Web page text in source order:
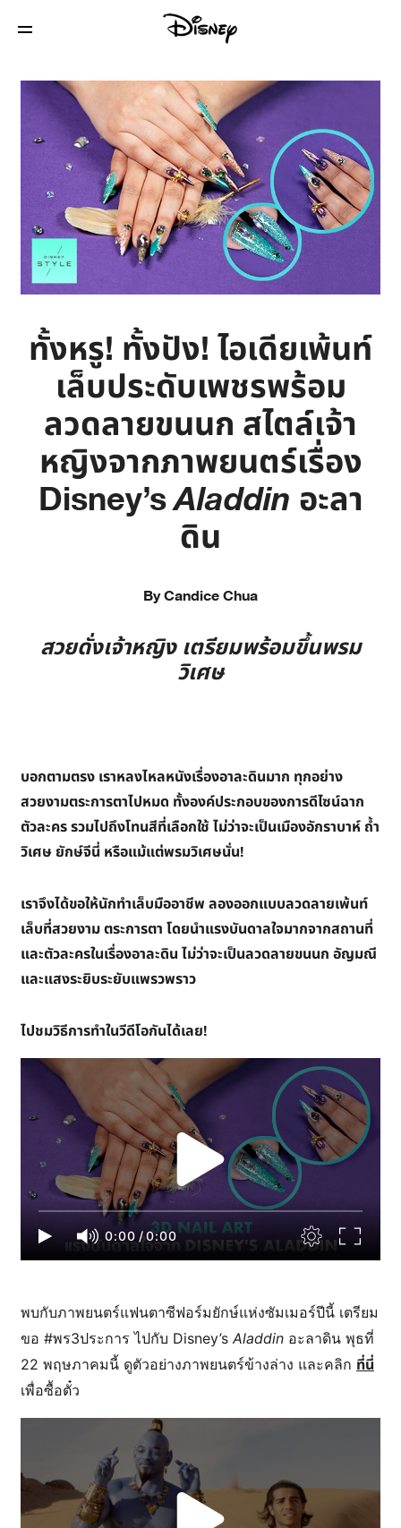
ทั้งหรู! ทั้งปัง! ไอเดียเพ้นท์
เล็บประดับเพชรพร้อม
ลวดลายขนนก สไตล์เจ้า
หญิงจากภาพยนตร์เรื่อง
Disney’sAladdin อะลา
ดิน
By Candice Chua
สวยดั่งเจ้าหญิง เตรียมพร้อมขึ้นพรม
วิเศษ
บอกตามตรง เราหลงไหลหนังเรื่องอาละดินมาก ทุกอย่าง
สวยงามตระการตาไปหมด ทั้งองค์ประกอบของการดีไซน์ฉาก
ตัวละคร รวมไปถึงโทนสีที่เลือกใช้ ไม่ว่าจะเป็นเมืองอักราบาห์ ถ้ำ
วิเศษ ยักษ์จีนี่ หรือแม้แต่พรมวิเศษนั่น!
เราจึงได้ขอให้นักทำเล็บมืออาชีพ ลองออกแบบลวดลายเพ้นท์
เล็บที่สวยงาม ตระการตา โดยนำแรงบันดาลใจมากจากสถานที่
และตัวละครในเรื่องอาละดิน ไม่ว่าจะเป็นลวดลายขนนก อัญมณี
และแสงระยิบระยับแพรวพราว
ไปชมวิธีการทำในวีดีโอกันได้เลย!
0:00 /0:00
พบกับภาพยนตร์แฟนตาซีฟอร์มยักษ์แห่งซัมเมอร์ปีนี้ เตรียม
ขอ #พร3ประการ ไปกับ Disney’s Aladdin อะลาดิน พุธที่
22 พฤษภาคมนี้ ดูตัวอย่างภาพยนตร์ข้างล่าง และคลิก ที่นี่
เพื่อซื้อตั๋ว